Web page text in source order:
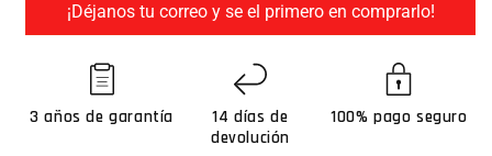
¡Déjanos tu correo y se el primero en comprarlo!
3 años de garantía
14 días de
devolución
100% pago seguro